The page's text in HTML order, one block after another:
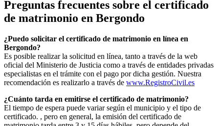
Preguntas frecuentes sobre el certificado
de matrimonio en Bergondo
¿Puedo solicitar el certificado de matrimonio en línea en
Bergondo?
Es posible realizar la solicitud en línea, tanto a través de la web
oficial del Ministerio de Justicia como a través de entidades privadas
especialistas en el trámite con el pago por dicha gestión. Nuestra
recomendación es realizarlo a través de www.RegistroCivil.es
¿Cuánto tarda en emitirse el certificado de matrimonio?
El tiempo de espera puede variar según el municipio y el tipo de
certificado. , pero en general, la emisión del certificado de